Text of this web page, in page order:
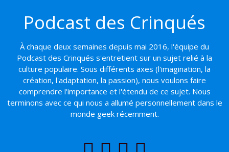
contenu
Podcast des Crinqués
À chaque deux semaines depuis mai 2016, l'équipe du
Podcast des Crinqués s'entretient sur un sujet relié à la
culture populaire. Sous différents axes (l'imagination, la
création, l'adaptation, la passion), nous voulons faire
comprendre l'importance et l'étendu de ce sujet. Nous
terminons avec ce qui nous a allumé personnellement dans le
monde geek récemment.